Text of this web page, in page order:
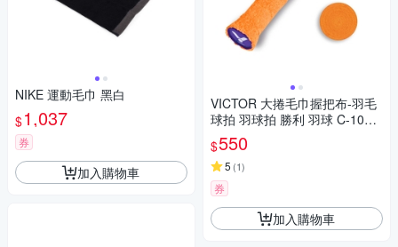
NIKE 運動毛巾 黑白
$1,037
券
加入購物車
VICTOR 大捲毛巾握把布-羽毛
球拍 羽球拍 勝利 羽球 C-1025
O 橘
$550
5 (1)
券
加入購物車